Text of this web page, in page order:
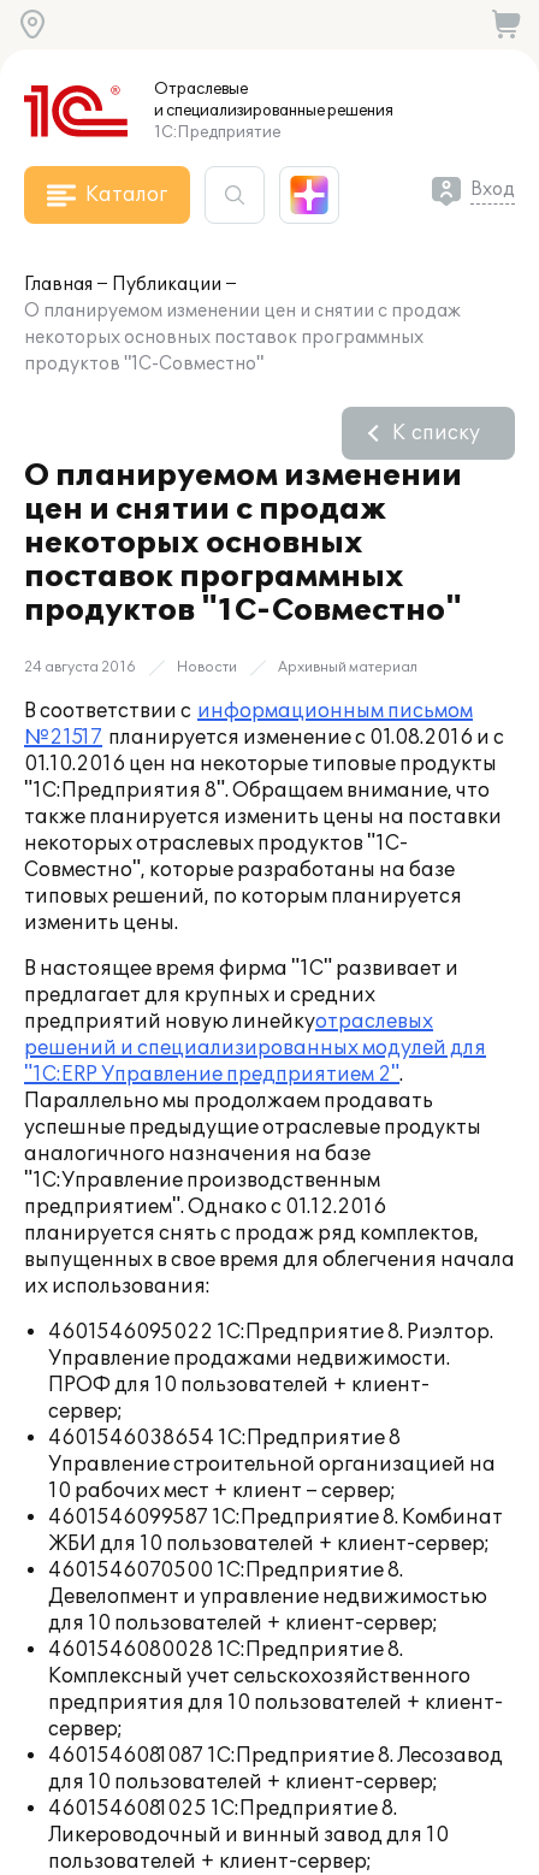
Отраслевые
и специализированныерешения
1С:Предприятие
Каталог Вход
Главная
Публикации
О планируемом изменении цен и снятии с продаж
некоторых основных поставок программных
продуктов "1С-Совместно"
О планируемом изменении
цен и снятии с продаж
некоторых основных
поставок программных
продуктов "1С-Совместно"
К списку
24 августа 2016 Новости Архивный материал
В соответствии с информационным письмом
№21517 планируется изменение с 01.08.2016 и с
01.10.2016 цен на некоторые типовые продукты
"1С:Предприятия 8". Обращаем внимание, что
также планируется изменить цены на поставки
некоторых отраслевых продуктов "1С-
Совместно", которые разработаны на базе
типовых решений, по которым планируется
изменить цены.
В настоящее время фирма "1С" развивает и
предлагает для крупных и средних
предприятий новую линейкуотраслевых
решений и специализированных модулей для
"1С:ERP Управление предприятием 2".
Параллельно мы продолжаем продавать
успешные предыдущие отраслевые продукты
аналогичного назначения на базе
"1С:Управление производственным
предприятием". Однако с 01.12.2016
планируется снять с продаж ряд комплектов,
выпущенных в свое время для облегчения начала
их использования:
4601546095022 1С:Предприятие 8. Риэлтор.
Управление продажами недвижимости.
ПРОФ для 10 пользователей + клиент-
сервер;
4601546038654 1С:Предприятие 8
Управление строительной организацией на
10 рабочих мест + клиент – сервер;
4601546099587 1С:Предприятие 8. Комбинат
ЖБИ для 10 пользователей + клиент-сервер;
4601546070500 1С:Предприятие 8.
Девелопмент и управление недвижимостью
для 10 пользователей + клиент-сервер;
4601546080028 1С:Предприятие 8.
Комплексный учет сельскохозяйственного
предприятия для 10 пользователей + клиент-
сервер;
4601546081087 1С:Предприятие 8. Лесозавод
для 10 пользователей + клиент-сервер;
4601546081025 1С:Предприятие 8.
Ликероводочный и винный завод для 10
пользователей + клиент-сервер;